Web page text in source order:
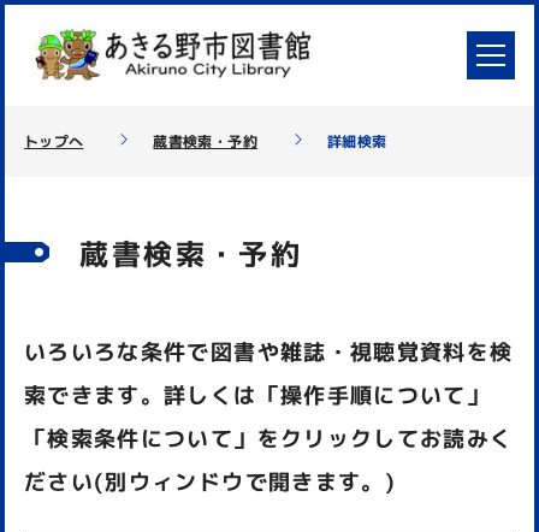
トップへ 蔵書検索・予約 詳細検索
蔵書検索・予約
いろいろな条件で図書や雑誌・視聴覚資料を検
索できます。詳しくは「操作手順について」
「検索条件について」をクリックしてお読みく
ださい(別ウィンドウで開きます。)